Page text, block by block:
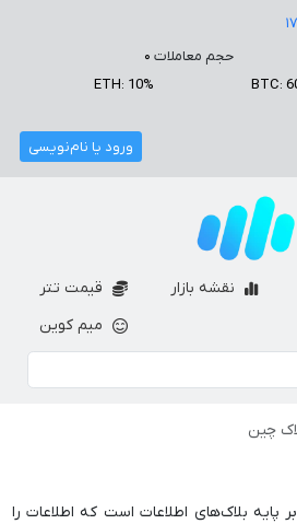
حجم معاملات ۰
BTC:
ETH: 10%
ورود یا نام‌نویسی
نقشه بازار
قیمت تتر
میم کوین
چین
پایه بلاک‌های اطلاعات است که اطلاعات را